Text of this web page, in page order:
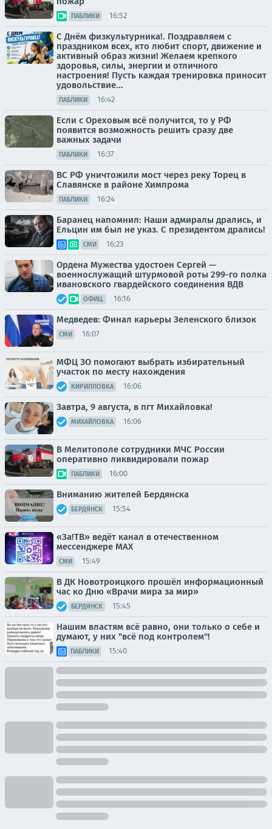
ПАБЛИКИ 16:52
С Днём физкультурника!. Поздравляем с
праздником всех, кто любит спорт, движение и
активный образ жизни! Желаем крепкого
здоровья, силы, энергии и отличного
настроения! Пусть каждая тренировка приносит
удовольствие...
ПАБЛИКИ 16:42
Если с Ореховым всё получится, то у РФ
появится возможность решить сразу две
важных задачи
ПАБЛИКИ 16:37
ВС РФ уничтожили мост через реку Торец в
Славянске в районе Химпрома
ПАБЛИКИ 16:24
Баранец напомнил: Наши адмиралы дрались, и
Ельцин им был не указ. С президентом дрались!
СМИ 16:23
Ордена Мужества удостоен Сергей —
военнослужащий штурмовой роты 299-го полка
ивановского гвардейского соединения ВДВ
ОФИЦ. 16:16
Медведев: Финал карьеры Зеленского близок
СМИ 16:07
МФЦ ЗО помогают выбрать избирательный
участок по месту нахождения
КИРИЛЛОВКА 16:06
Завтра, 9 августа, в пгт Михайловка!
МИХАЙЛОВКА 16:06
В Мелитополе сотрудники МЧС России
оперативно ликвидировали пожар
ПАБЛИКИ 16:00
Вниманию жителей Бердянска
БЕРДЯНСК 15:54
«За!ТВ» ведёт канал в отечественном
мессенджере MAX
СМИ 15:49
В ДК Новотроицкого прошёл информационный
час ко Дню «Врачи мира за мир»
БЕРДЯНСК 15:45
Нашим властям всё равно, они только о себе и
думают, у них "всё под контролем"!
ПАБЛИКИ 15:40